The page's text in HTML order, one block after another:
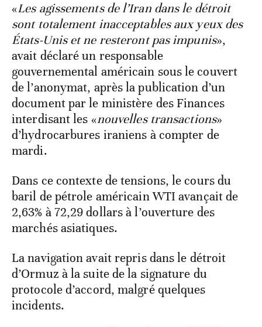
«Les agissements de l’Iran dans le détroit
sont totalement inacceptables aux yeux des
États-Unis et ne resteront pas impunis»,
avait déclaré un responsable
gouvernemental américain sous le couvert
de l’anonymat, après la publication d’un
document par le ministère des Finances
interdisant les «nouvelles transactions»
d’hydrocarbures iraniens à compter de
mardi.
Dans ce contexte de tensions, le cours du
baril de pétrole américain WTI avançait de
2,63% à 72,29 dollars à l’ouverture des
marchés asiatiques.
La navigation avait repris dans le détroit
d’Ormuz à la suite de la signature du
protocole d’accord, malgré quelques
incidents.